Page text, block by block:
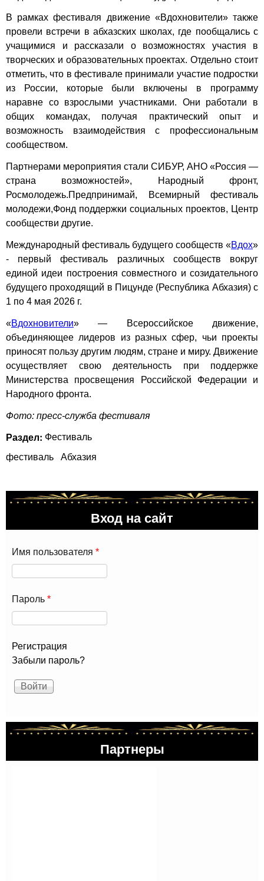
В рамках фестиваля движение «Вдохновители» также
провели встречи в абхазских школах, где пообщались с
учащимися и рассказали о возможностях участия в
творческих и образовательных проектах. Отдельно стоит
отметить, что в фестивале принимали участие подростки
из России, которые были включены в программу
наравне со взрослыми участниками. Они работали в
общих командах, получая практический опыт и
возможность взаимодействия с профессиональным
сообществом.
Партнерами мероприятия стали СИБУР, АНО «Россия —
страна возможностей», Народный фронт,
Росмолодежь.Предпринимай, Всемирный фестиваль
молодежи,Фонд поддержки социальных проектов, Центр
сообществи другие.
Международный фестиваль будущего сообществ «Вдох»
- первый фестиваль различных сообществ вокруг
единой идеи построения совместного и созидательного
будущего проходящий в Пицунде (Республика Абхазия) с
1 по 4 мая 2026 г.
«Вдохновители» — Всероссийское движение,
объединяющее лидеров из разных сфер, чьи проекты
приносят пользу другим людям, стране и миру. Движение
осуществляет свою деятельность при поддержке
Министерства просвещения Российской Федерации и
Народного фронта.
Фото: пресс-служба фестиваля
Раздел: Фестиваль
фестиваль
Абхазия
Вход на сайт
Имя пользователя *
Пароль *
Регистрация
Забыли пароль?
Партнеры